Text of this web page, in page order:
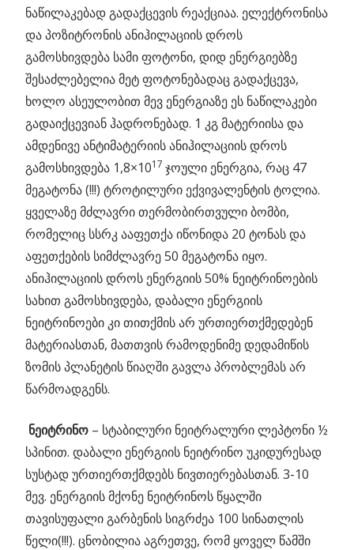
ნაწილაკებად გადაქცევის რეაქციაა. ელექტრონისა
და პოზიტრონის ანიჰილაციის დროს
გამოსხივდება სამი ფოტონი, დიდ ენერგიებზე
შესაძლებელია მეტ ფოტონებადაც გადაქცევა,
ხოლო ასეულობით მევ ენერგიაზე ეს ნაწილაკები
გადაიქცევიან ჰადრონებად. 1 კგ მატერიისა და
ამდენივე ანტიმატერიის ანიჰილაციის დროს
გამოსხივდება 1,8×1017 ჯოული ენერგია, რაც 47
მეგატონა (!!!) ტროტილური ექვივალენტის ტოლია.
ყველაზე მძლავრი თერმობირთვული ბომბი,
რომელიც სსრკ ააფეთქა იწონიდა 20 ტონას და
აფეთქების სიმძლავრე 50 მეგატონა იყო.
ანიჰილაციის დროს ენერგიის 50% ნეიტრინოების
სახით გამოსხივდება, დაბალი ენერგიის
ნეიტრინოები კი თითქმის არ ურთიერთქმედებენ
მატერიასთან, მათთვის რამოდენიმე დედამიწის
ზომის პლანეტის წიაღში გავლა პრობლემას არ
წარმოადგენს.
ნეიტრინო – სტაბილური ნეიტრალური ლეპტონი ½
სპინით. დაბალი ენერგიის ნეიტრინო უკიდურესად
სუსტად ურთიერთქმდებს ნივთიერებასთან. 3-10
მევ. ენერგიის მქონე ნეიტრინოს წყალში
თავისუფალი გარბენის სიგრძეა 100 სინათლის
წელი(!!!). ცნობილია აგრეთვე, რომ ყოველ წამში